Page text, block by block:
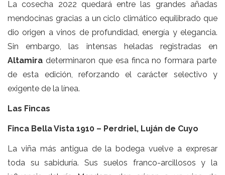
La cosecha 2022 quedará entre las grandes añadas
mendocinas gracias a un ciclo climático equilibrado que
dio origen a vinos de profundidad, energía y elegancia.
Sin embargo, las intensas heladas registradas en
Altamira determinaron que esa finca no formara parte
de esta edición, reforzando el carácter selectivo y
exigente de la línea.
Las Fincas
Finca Bella Vista 1910 – Perdriel, Luján de Cuyo
La viña más antigua de la bodega vuelve a expresar
toda su sabiduría. Sus suelos franco-arcillosos y la